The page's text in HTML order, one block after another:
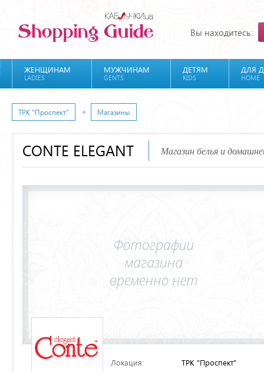
Вы находитесь:
ЖЕНЩИНАМ
LADIES
МУЖЧИНАМ
GENTS
ДЕТЯМ
KIDS
ДЛЯ
HOME
ТРК "Проспект" Магазины
CONTE ELEGANT Магазин белья и
Локация:
ТРК "Проспект"